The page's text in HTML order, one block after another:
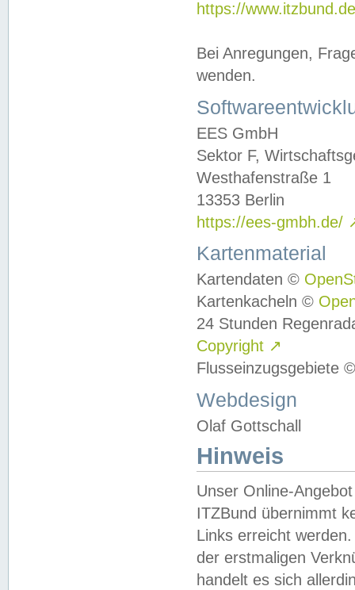
https://
Bei Anregungen,
wenden.
EES GmbH
Sektor F,
Westhafenstraße 1
13353 Berlin
https://ees-gmbh.de/
Kartenmaterial
Kartendaten ©
Kartenkacheln ©
24 Stunden
Copyright ↗
Flusseinzugsgebiete
Webdesign
Olaf Gottschall
Hinweis
Unser Online-
ITZBund übernimmt
Links erreicht
der erstmaligen
handelt es sich